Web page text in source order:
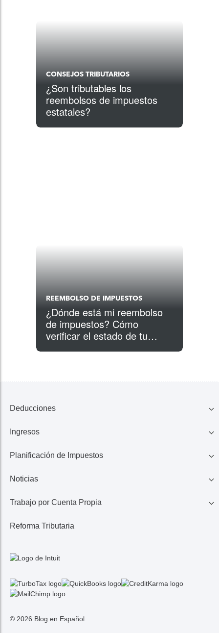
CONSEJOS TRIBUTARIOS
¿Son tributables los
reembolsos de impuestos
estatales?
REEMBOLSO DE IMPUESTOS
¿Dónde está mi reembolso
de impuestos? Cómo
verificar el estado de tu
Deducciones
Familia
Educación
Ingresos
401K, IRA, Acciones
Ingresos de Negocio
Planificación de Impuestos
Ahorros
Calculadora de Impuestos
Noticias
Lo Último en Impuestos
Noticias TurboTax
Trabajo por Cuenta Propia
1099 MISC/K
Gastos
Reforma Tributaria
© 2026 Blog en Español.